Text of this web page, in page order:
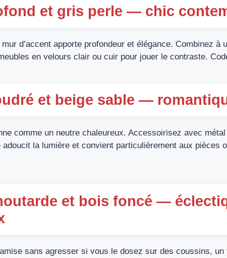
et gris perle — chic
d’accent apporte profondeur et élégance. Combinez à
en velours clair ou cuir pour jouer le contraste.
et beige sable —
comme un neutre chaleureux. Accessoirisez avec
adoucit la lumière et convient particulièrement aux pièces
et bois foncé —
sans agresser si vous le dosez sur des coussins, un